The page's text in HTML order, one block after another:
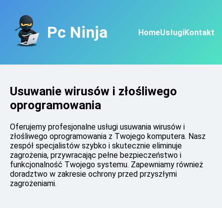
Pc Ninja HomeUsługiKontakt
Usuwanie wirusów i złośliwego
oprogramowania
Oferujemy profesjonalne usługi usuwania wirusów i
złośliwego oprogramowania z Twojego komputera. Nasz
zespół specjalistów szybko i skutecznie eliminuje
zagrożenia, przywracając pełne bezpieczeństwo i
funkcjonalność Twojego systemu. Zapewniamy również
doradztwo w zakresie ochrony przed przyszłymi
zagrożeniami.